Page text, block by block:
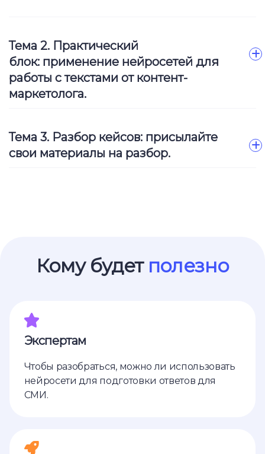
Тема 2. Практический
блок: применение нейросетей для
работы с текстами от контент-
маркетолога.
Тема 3. Разбор кейсов: присылайте
свои материалы на разбор.
Кому будет полезно
Экспертам
Чтобы разобраться, можно ли использовать
нейросети для подготовки ответов для
СМИ.